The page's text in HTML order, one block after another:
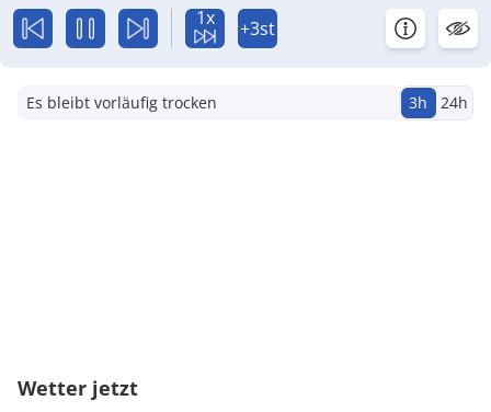
1x +3st
Es bleibt vorläufig trocken 3h 24h
Wetter jetzt